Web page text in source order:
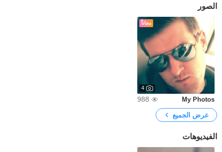
الصور
مجاناً
4
My Photos
988
عرض الجميع
الفيديوهات